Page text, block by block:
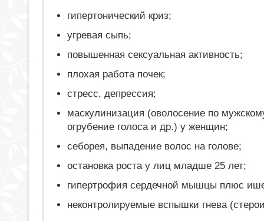
гипертонический криз;
угревая сыпь;
повышенная сексуальная активность;
плохая работа почек;
стресс, депрессия;
маскулинизация (оволосение по
огрубение голоса и др.) у женщин;
себорея, выпадение волос на голове;
остановка роста у лиц младше 25 лет;
гипертрофия сердечной мышцы плюс
неконтролируемые вспышки гнева